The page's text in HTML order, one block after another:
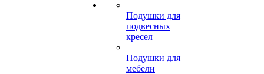
Подушки для
подвесных
кресел
Подушки для
мебели